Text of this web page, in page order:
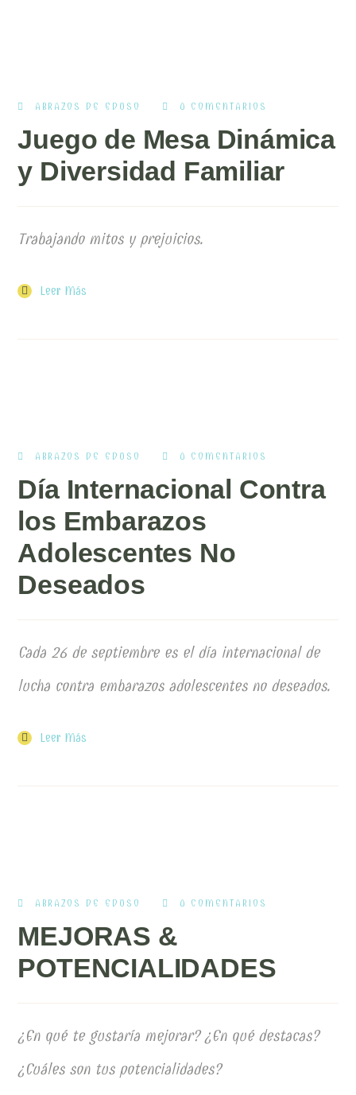
ABRAZOS DE EDUSO 0 COMENTARIOS
Juego de Mesa Dinámica
y Diversidad Familiar
Trabajando mitos y prejuicios.
Leer Más
ABRAZOS DE EDUSO 0 COMENTARIOS
Día Internacional Contra
los Embarazos
Adolescentes No
Deseados
Cada 26 de septiembre es el día internacional de
lucha contra embarazos adolescentes no deseados.
Leer Más
ABRAZOS DE EDUSO 0 COMENTARIOS
MEJORAS &
POTENCIALIDADES
¿En qué te gustaría mejorar? ¿En qué destacas?
¿Cuáles son tus potencialidades?